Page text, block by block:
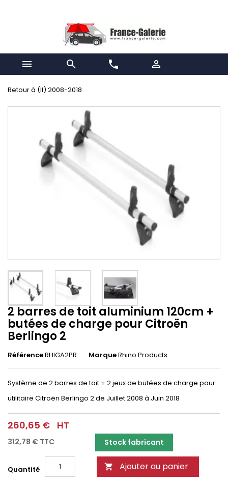
  phone 
Retour à (II) 2008-2018
2 barres de toit aluminium 120cm +
butées de charge pour Citroën
Berlingo 2
RéférenceRHIGA2PR MarqueRhino Products
Système de 2 barres de toit + 2 jeux de butées de charge pour
utilitaire Citroën Berlingo 2 de Juillet 2008 à Juin 2018
260,65 € HT
312,78 € TTC Stock fabricant
Quantité  Ajouter au panier